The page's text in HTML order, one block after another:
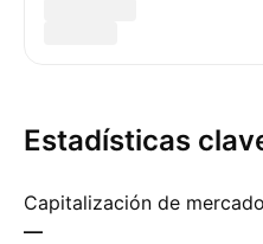
Estadísticas
Capitalización de mercado
—